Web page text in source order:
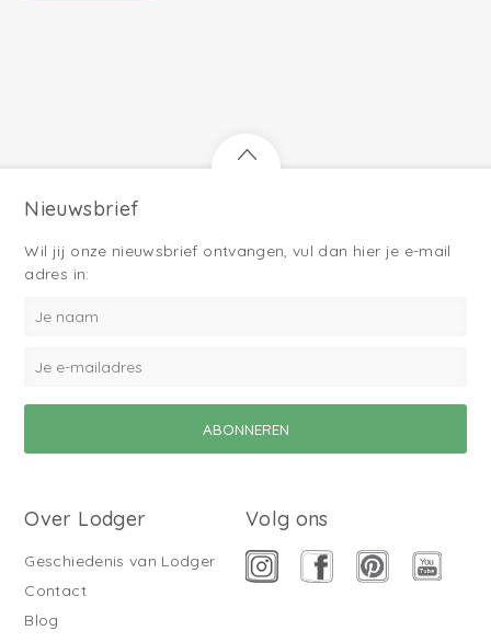
Nieuwsbrief
Wil jij onze nieuwsbrief ontvangen, vul dan hier je e-mail
adres in:
Over Lodger
Geschiedenis van Lodger
Contact
Blog
Volg ons